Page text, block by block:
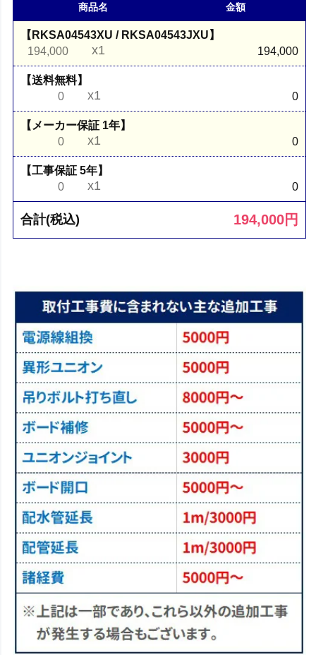
商品名 金額
【RKSA04543XU / RKSA04543JXU】
194,000
x1 194,000
【送料無料】
0
x1 0
【メーカー保証 1年】
0
x1 0
【工事保証 5年】
0
x1 0
合計(税込) 194,000円